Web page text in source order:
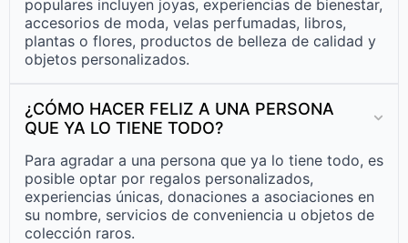
populares incluyen joyas, experiencias de bienestar,
accesorios de moda, velas perfumadas, libros,
plantas o flores, productos de belleza de calidad y
objetos personalizados.
¿CÓMO HACER FELIZ A UNA PERSONA
QUE YA LO TIENE TODO?
Para agradar a una persona que ya lo tiene todo, es
posible optar por regalos personalizados,
experiencias únicas, donaciones a asociaciones en
su nombre, servicios de conveniencia u objetos de
colección raros.